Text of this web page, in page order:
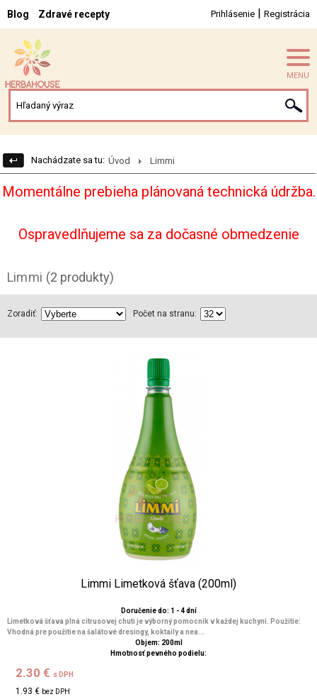
Blog Zdravé recepty Prihlásenie | Registrácia
MENU
Nachádzate sa tu: Úvod Limmi
Momentálne prebieha plánovaná technická údržba.
Ospravedlňujeme sa za dočasné obmedzenie
Limmi (2 produkty)
Zoradiť: Počet na stranu:
Limmi Limetková šťava (200ml)
Doručenie do: 1 - 4 dní
Limetková šťava plná citrusovej chuti je výborný pomocník v každej kuchyni. Použitie:
Vhodná pre použitie na šalátové dresingy, koktaily a nea...
Objem: 200ml
Hmotnosť pevného podielu:
2.30 € s DPH
1.93 € bez DPH